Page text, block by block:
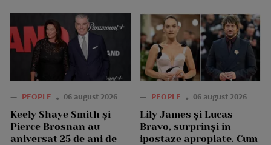
— PEOPLE 06 august 2026
Keely Shaye Smith și
Pierce Brosnan au
aniversat 25 de ani de
— PEOPLE 06 august 2026
Lily James și Lucas
Bravo, surprinși în
ipostaze apropiate. Cum